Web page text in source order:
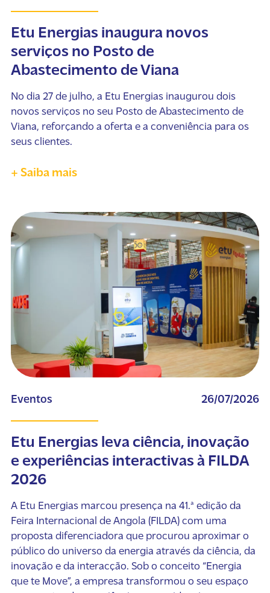
Etu Energias inaugura novos
serviços no Posto de
Abastecimento de Viana
No dia 27 de julho, a Etu Energias inaugurou dois
novos serviços no seu Posto de Abastecimento de
Viana, reforçando a oferta e a conveniência para os
seus clientes.
+ Saiba mais
Eventos 26/07/2026
Etu Energias leva ciência, inovação
e experiências interactivas à FILDA
2026
A Etu Energias marcou presença na 41.ª edição da
Feira Internacional de Angola (FILDA) com uma
proposta diferenciadora que procurou aproximar o
público do universo da energia através da ciência, da
inovação e da interacção. Sob o conceito “Energia
que te Move”, a empresa transformou o seu espaço